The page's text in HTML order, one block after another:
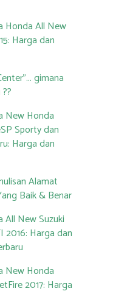
Honda All New
Harga dan
gimana
New Honda
Sporty dan
Harga dan
Alamat
Baik & Benar
All New Suzuki
2016: Harga dan
New Honda
2017: Harga